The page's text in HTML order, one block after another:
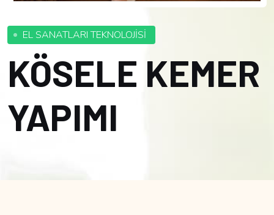
EL SANATLARI TEKNOLOJİSİ
KÖSELE KEMER
YAPIMI